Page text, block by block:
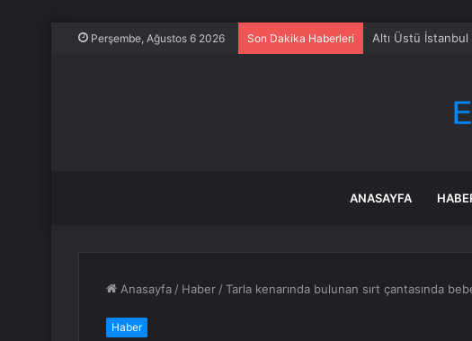
Perşembe, Ağustos 6 2026 Son Dakika Haberleri Altı Üstü İstanbul
ANASAYFA
Anasayfa / Haber /Tarla kenarında bulunan sırt çantasında
Haber